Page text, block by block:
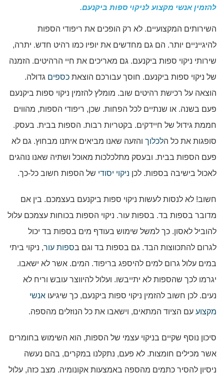
להזמין אנשי מקצוע לניקוי ספות ביקנעם.
השירותים המקצועיים. לא רק הופכים את ריפודי הספות
להיגייניים יותר. הם גם מחדשים את יופיו כמו רהיט חדש. יתרה,
שירותי ניקוי ספות ביקנעם. גם מאריכים את חיי הרהיטים. הזמנה
של ניקוי ספות ביקנעם. חוסך עבורכם הוצאת כספים גדולה.
הוצאה על רכישת רהיטים שוב. מומלץ להזמין ניקוי ספות ביקנעם
פעם בשנה. או שנתיים לכל הפחות. שכן, ריפודי הספות, מהווים
חממת גידול של חיידקים. בקטריות רבות. הספות בבית. בעסק.
סופגות את כל הלכלוך והזעה שאנו מביאים איתנו מבחוץ. גם לא
פעם הספות בבית. ובעסק מתלכלכות מאוכל ושתיה שאנו נוהגים
לאכול בישיבה בספות. לכן ניקוי יסודי של הספות חשוב כל-כך.
חשוב! לא לנסות לעשות ניקוי ספות ביקנעם בעצמכם. בין אם
מדובר בספות בד. בספות עור. ניקוי הספות בכוחות עצמכם עלול
להוביל לאסון. כך למשל שימוש בעודף מים בספות בד יכול
לגרום להתכווצות הבד. גם בספות בד וגם בספות עור, ניקוי ביתי
במים עלול גרום למים להיספג בריפוד. המים. אשר לא ישאבו.
יגרמו לכך שהספות לא יתייבשו. ועלול להיווצר עובש וריח לא
נעים. לכן חשוב להזמין ניקוי ספות ביקנעם, כך שיגיעו אנשי
מקצוע עם הציוד המתאים, וישאבו את כל הנוזלים מהספה.
סיכון נוסף שקיים בניקוי עצמי של הספות, הוא השימוש בחומרים
אשר מכילים חומצות. לא פעם, נתקלנו במקרים, בהם נעשה
ניסיון להסיר כתמים מהספה באמצעות אקונומיה. מצב כזה, עלול